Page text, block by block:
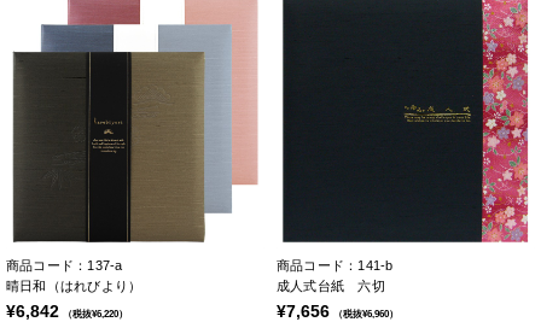
商品コード：137-a
晴日和（はれびより）
¥6,842 （税抜¥6,220）
商品コード：141-b
成人式台紙 六切
¥7,656 （税抜¥6,960）